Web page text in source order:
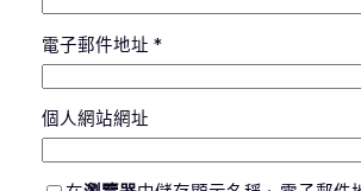
電子郵件地址 *
個人網站網址